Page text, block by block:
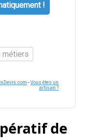
!
métiers
-Vous êtes un
artisan ?
de